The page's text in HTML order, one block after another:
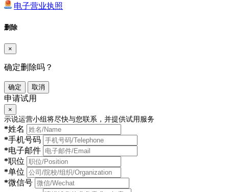
电子营业执照
删除
×
确定删除吗？
确定 取消
申请试用
×
示说运营小组将尽快与您联系，并提供试用服务
*姓名
*手机号码
*电子邮件
*职位
*单位
*微信号